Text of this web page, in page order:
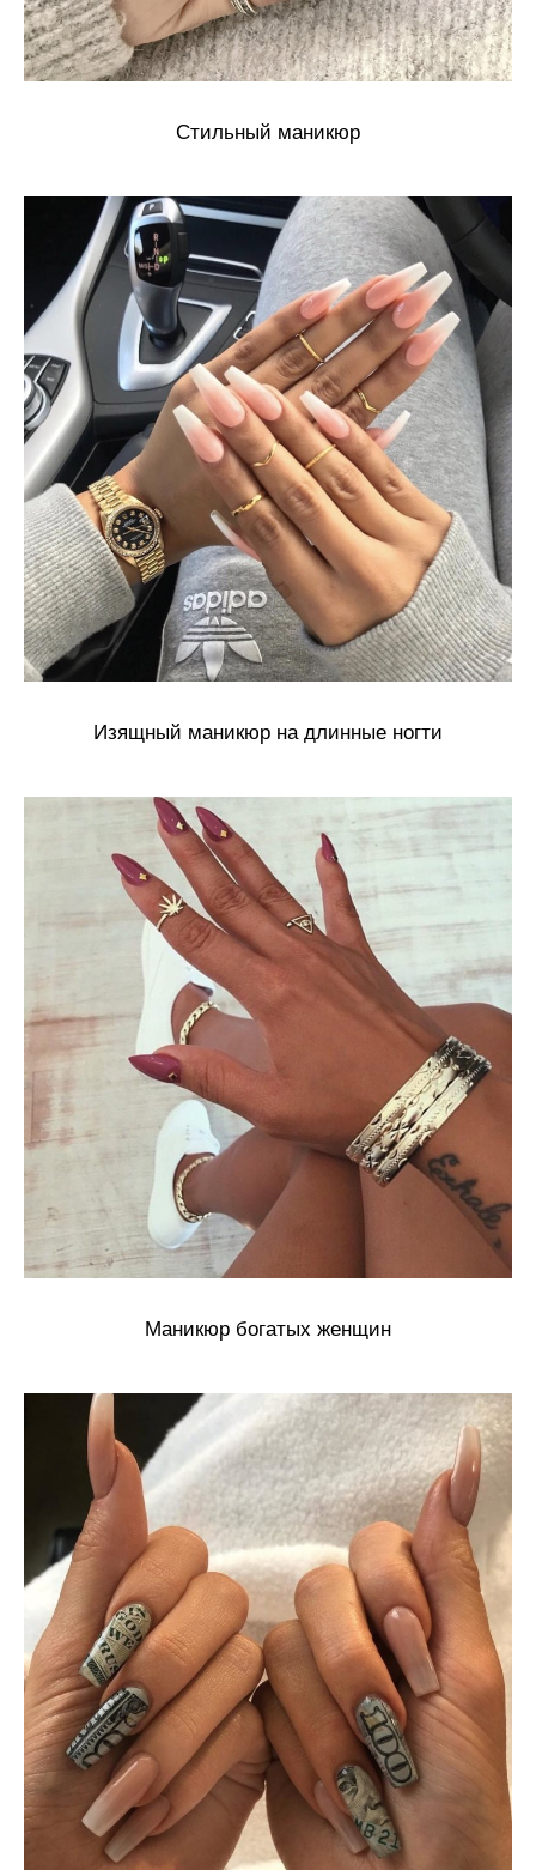
Стильный маникюр
Изящный маникюр на длинные ногти
Маникюр богатых женщин